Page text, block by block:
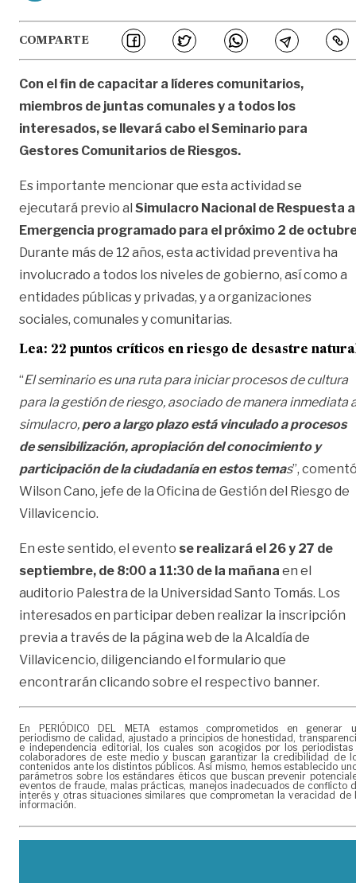
COMPARTE
Con el fin de capacitar a líderes comunitarios,
miembros de juntas comunales y a todos los
interesados, se llevará cabo el Seminario para
Gestores Comunitarios de Riesgos.
Es importante mencionar que esta actividad se
ejecutará previo al Simulacro Nacional de Respuesta a
Emergencia programado para el próximo 2 de
Durante más de 12 años, esta actividad preventiva ha
involucrado a todos los niveles de gobierno, así como a
entidades públicas y privadas, y a organizaciones
sociales, comunales y comunitarias.
Lea: 22 puntos críticos en riesgo de desastre
“El seminario es una ruta para iniciar procesos de cultura
para la gestión de riesgo, asociado de manera inmediata
simulacro, pero a largo plazo está vinculado a procesos
de sensibilización, apropiación del conocimiento y
participación de la ciudadanía en estos temas”,
Wilson Cano, jefe de la Oficina de Gestión del Riesgo de
Villavicencio.
En este sentido, el evento se realizará el 26 y 27 de
septiembre, de 8:00 a 11:30 de la mañana en el
auditorio Palestra de la Universidad Santo Tomás. Los
interesados en participar deben realizar la inscripción
previa a través de la página web de la Alcaldía de
Villavicencio, diligenciando el formulario que
encontrarán clicando sobre el respectivo banner.
En PERIÓDICO DEL META estamos comprometidos en generar
periodismo de calidad, ajustado a principios de honestidad,
e independencia editorial, los cuales son acogidos por los periodistas
colaboradores de este medio y buscan garantizar la credibilidad de
contenidos ante los distintos públicos. Así mismo, hemos establecido
parámetros sobre los estándares éticos que buscan prevenir
eventos de fraude, malas prácticas, manejos inadecuados de conflicto
interés y otras situaciones similares que comprometan la veracidad de
información.